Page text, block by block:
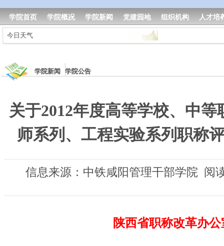
学院首页 学院概况 学院新闻 党建园地 组织机构 人才培
今日天气
学院新闻 学院公告
关于2012年度高等学校、中
师系列、工程实验系列职称
信息来源：中铁咸阳管理干部学院 阅
陕西省职称改革办公